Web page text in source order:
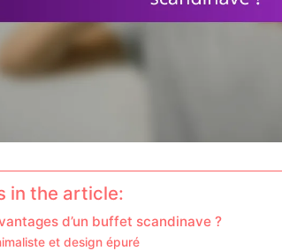
in the article:
d’un buffet scandinave ?
et design épuré